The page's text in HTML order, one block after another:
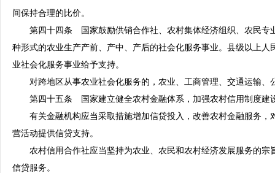
间保持合理的比价。
第四十四条 国家鼓励供销合作社、农村集体经济组织、农民专
种形式的农业生产产前、产中、产后的社会化服务事业。县级以上
业社会化服务事业给予支持。
对跨地区从事农业社会化服务的，农业、工商管理、交通运输、
第四十五条 国家建立健全农村金融体系，加强农村信用制度建
有关金融机构应当采取措施增加信贷投入，改善农村金融服务，
营活动提供信贷支持。
农村信用合作社应当坚持为农业、农民和农村经济发展服务的宗
信贷服务。